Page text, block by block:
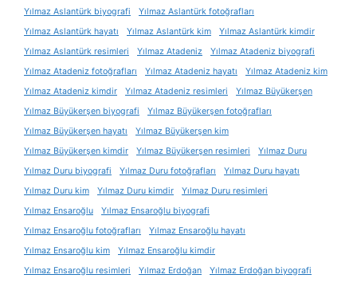
Yılmaz Aslantürk biyografi
Yılmaz Aslantürk fotoğrafları
Yılmaz Aslantürk hayatı
Yılmaz Aslantürk kim
Yılmaz Aslantürk kimdir
Yılmaz Aslantürk resimleri
Yılmaz Atadeniz
Yılmaz Atadeniz biyografi
Yılmaz Atadeniz fotoğrafları
Yılmaz Atadeniz hayatı
Yılmaz Atadeniz kim
Yılmaz Atadeniz kimdir
Yılmaz Atadeniz resimleri
Yılmaz Büyükerşen
Yılmaz Büyükerşen biyografi
Yılmaz Büyükerşen fotoğrafları
Yılmaz Büyükerşen hayatı
Yılmaz Büyükerşen kim
Yılmaz Büyükerşen kimdir
Yılmaz Büyükerşen resimleri
Yılmaz Duru
Yılmaz Duru biyografi
Yılmaz Duru fotoğrafları
Yılmaz Duru hayatı
Yılmaz Duru kim
Yılmaz Duru kimdir
Yılmaz Duru resimleri
Yılmaz Ensaroğlu
Yılmaz Ensaroğlu biyografi
Yılmaz Ensaroğlu fotoğrafları
Yılmaz Ensaroğlu hayatı
Yılmaz Ensaroğlu kim
Yılmaz Ensaroğlu kimdir
Yılmaz Ensaroğlu resimleri
Yılmaz Erdoğan Yılmaz Erdoğan biyografi